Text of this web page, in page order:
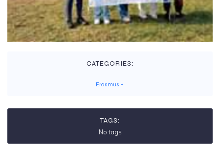
CATEGORIES:
Erasmus +
TAGS:
No tags